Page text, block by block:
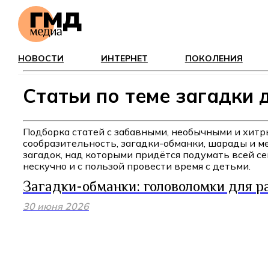
НОВОСТИ ИНТЕРНЕТ ПОКОЛЕНИЯ
Статьи по теме загадки
Подборка статей с забавными, необычными и
сообразительность, загадки-обманки, шарады и
загадок, над которыми придётся подумать всей
нескучно и с пользой провести время с детьми.
Загадки-обманки: головоломки для
30 июня 2026